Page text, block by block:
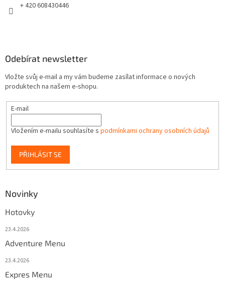
+ 420 608430446
Odebírat newsletter
Vložte svůj e-mail a my vám budeme zasílat informace o nových
produktech na našem e-shopu.
E-mail
Vložením e-mailu souhlasíte s podmínkami ochrany osobních údajů
PŘIHLÁSIT SE
Novinky
Hotovky
23.4.2026
Adventure Menu
23.4.2026
Expres Menu